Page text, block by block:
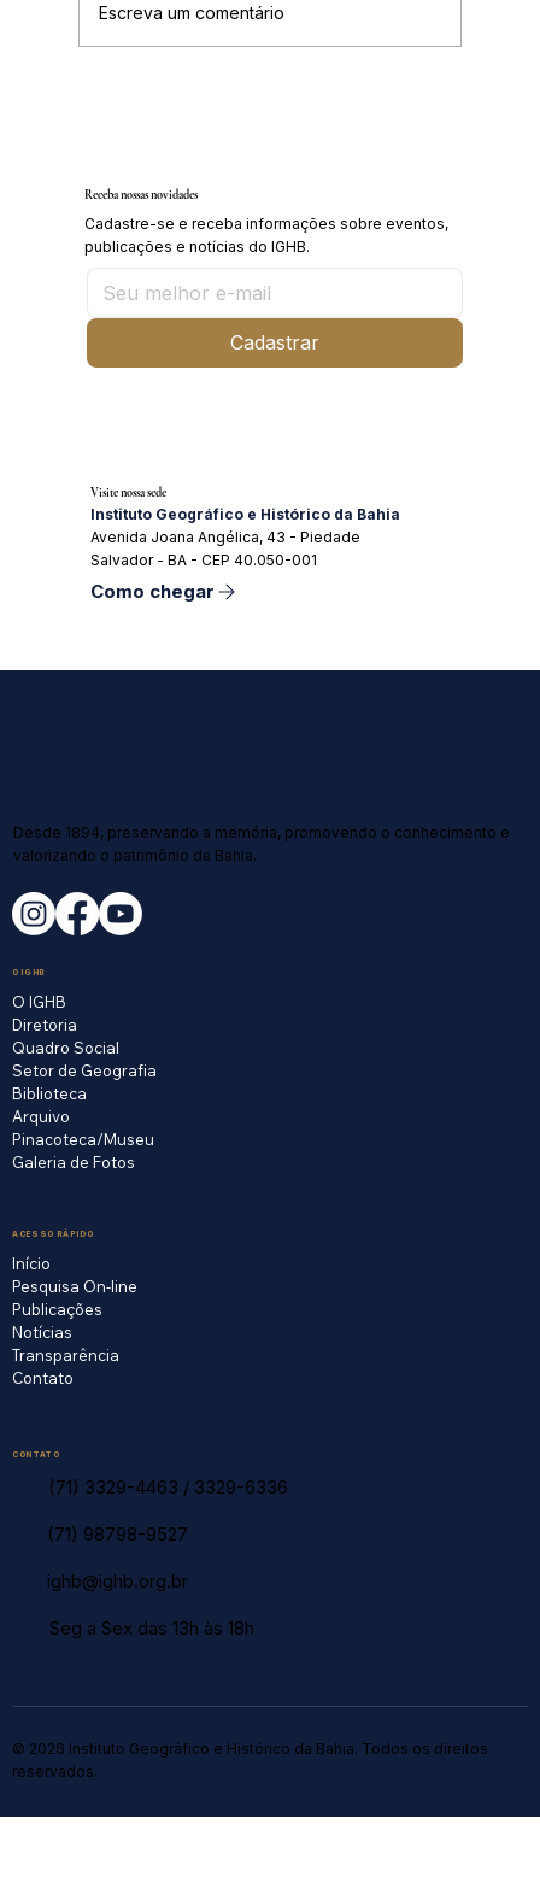
Escreva um comentário
Receba nossas novidades
Cadastre-se e receba informações sobre eventos,
publicações e notícias do IGHB.
Cadastrar
Visite nossa sede
Instituto Geográfico e Histórico da Bahia
Avenida Joana Angélica, 43 - Piedade
Salvador - BA - CEP 40.050-001
Como chegar
Desde 1894, preservando a memória, promovendo o conhecimento e
valorizando o patrimônio da Bahia.
O IGHB
O IGHB
Diretoria
Quadro Social
Setor de Geografia
Biblioteca
Arquivo
Pinacoteca/Museu
Galeria de Fotos
ACESSO RÁPIDO
Início
Pesquisa On-line
Publicações
Notícias
Transparência
Contato
CONTATO
(71) 3329-4463 / 3329-6336
(71) 98798-9527
ighb@ighb.org.br
Seg a Sex das 13h às 18h
© 2026 Instituto Geográfico e Histórico da Bahia. Todos os direitos
reservados.